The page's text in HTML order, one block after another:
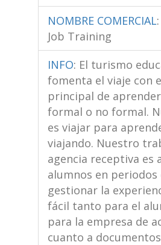
NOMBRE COMERCIAL:
Job Training
INFO: El turismo
fomenta el viaje con
principal de
formal o no formal.
es viajar para
viajando. Nuestro
agencia receptiva es
alumnos en
gestionar la
fácil tanto para el
para la empresa de
cuanto a